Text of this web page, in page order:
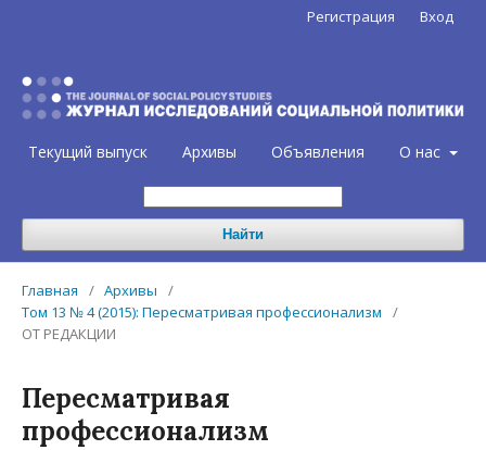
Текущий выпуск Архивы Объявления О нас
Найти
Регистрация Вход
Главная / Архивы
/
Том 13 № 4 (2015): Пересматривая профессионализм
/
ОТ РЕДАКЦИИ
Пересматривая
профессионализм